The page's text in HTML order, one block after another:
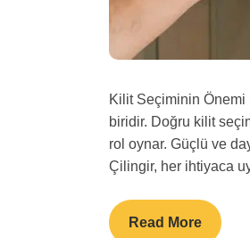
Kilit Seçiminin Önemi
biridir. Doğru kilit
rol oynar. Güçlü ve
Çilingir, her ihtiyaca
Read More